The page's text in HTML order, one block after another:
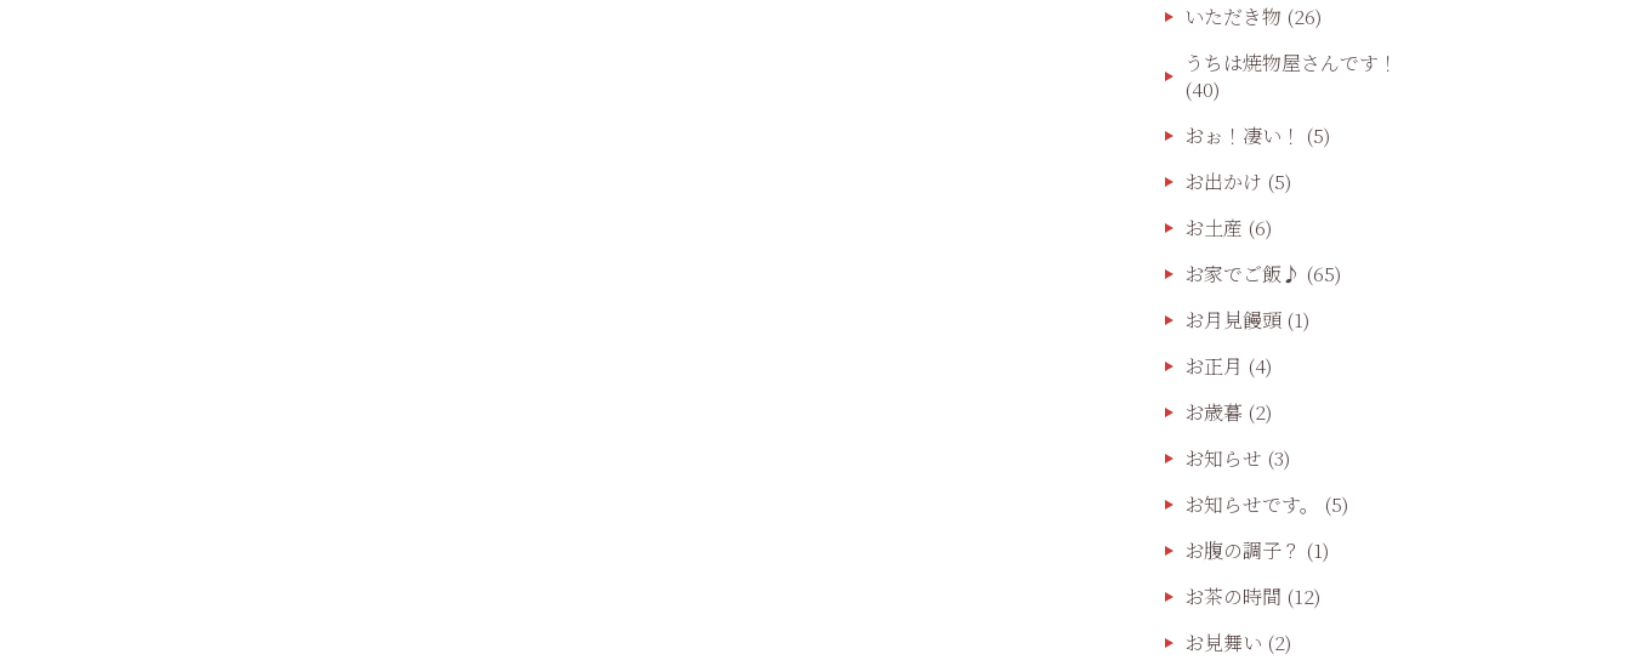
いただき物 (26)
うちは焼物屋さんです！
(40)
おぉ！凄い！ (5)
お出かけ (5)
お土産 (6)
お家でご飯♪ (65)
お月見饅頭 (1)
お正月 (4)
お歳暮 (2)
お知らせ (3)
お知らせです。
(5)
お腹の調子？ (1)
お茶の時間 (12)
お見舞い (2)